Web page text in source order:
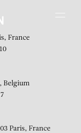
France
Belgium
Paris, France